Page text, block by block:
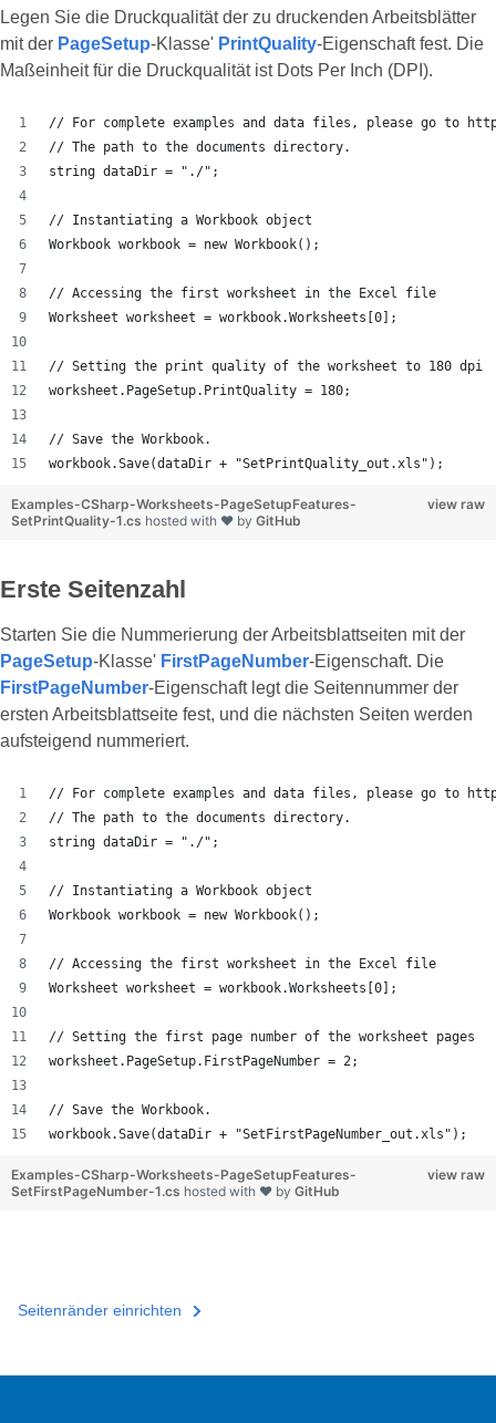
Legen Sie die Druckqualität der zu druckenden Arbeitsblätter
mit der PageSetup-Klasse' PrintQuality-Eigenschaft fest. Die
Maßeinheit für die Druckqualität ist Dots Per Inch (DPI).
// For complete examples and data files, please go to
// The path to the documents directory.
string dataDir = "./";
// Instantiating a Workbook object
Workbook workbook = new Workbook();
// Accessing the first worksheet in the Excel file
Worksheet worksheet = workbook.Worksheets[0];
// Setting the print quality of the worksheet to 180 dpi
worksheet.PageSetup.PrintQuality = 180;
// Save the Workbook.
workbook.Save(dataDir + "SetPrintQuality_out.xls");
view raw
Examples-CSharp-Worksheets-PageSetupFeatures-
SetPrintQuality-1.cs hosted with ❤ by GitHub
Erste Seitenzahl
Starten Sie die Nummerierung der Arbeitsblattseiten mit der
PageSetup-Klasse' FirstPageNumber-Eigenschaft. Die
FirstPageNumber-Eigenschaft legt die Seitennummer der
ersten Arbeitsblattseite fest, und die nächsten Seiten werden
aufsteigend nummeriert.
// For complete examples and data files, please go to
// The path to the documents directory.
string dataDir = "./";
// Instantiating a Workbook object
Workbook workbook = new Workbook();
// Accessing the first worksheet in the Excel file
Worksheet worksheet = workbook.Worksheets[0];
// Setting the first page number of the worksheet pages
worksheet.PageSetup.FirstPageNumber = 2;
// Save the Workbook.
workbook.Save(dataDir + "SetFirstPageNumber_out.xls");
view raw
Examples-CSharp-Worksheets-PageSetupFeatures-
SetFirstPageNumber-1.cs hosted with ❤ by GitHub
Seitenränder einrichten